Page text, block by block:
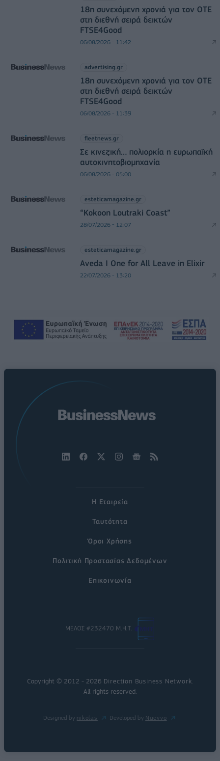
18η συνεχόμενη χρονιά για τον ΟΤΕ
στη διεθνή σειρά δεικτών
FTSE4Good
06/08/2026 - 11:42
advertising.gr
18η συνεχόμενη χρονιά για τον ΟΤΕ
στη διεθνή σειρά δεικτών
FTSE4Good
06/08/2026 - 11:39
fleetnews.gr
Σε κινεζική… πολιορκία η ευρωπαϊκή
αυτοκινητοβιομηχανία
06/08/2026 - 05:00
esteticamagazine.gr
“Kokoon Loutraki Coast”
28/07/2026 - 12:07
esteticamagazine.gr
Aveda I One for All Leave in Elixir
22/07/2026 - 13:20
Η Εταιρεία
Ταυτότητα
Όροι Χρήσης
Πολιτική Προστασίας Δεδομένων
Επικοινωνία
ΜΕΛΟΣ #232470 Μ.Η.Τ.
Copyright © 2012 - 2026 Direction Business Network
All rights reserved.
Designed by nikolas Developed by Nuevvo